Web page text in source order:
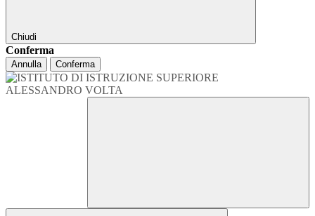
Chiudi
Conferma
Annulla Conferma